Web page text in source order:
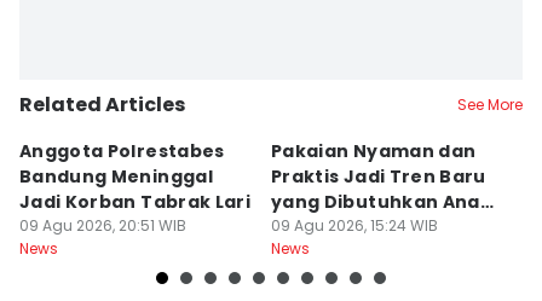
Related Articles See More
Anggota Polrestabes
Bandung Meninggal
Jadi Korban Tabrak Lari
09 Agu 2026, 20:51 WIB
News
Pakaian Nyaman dan
Praktis Jadi Tren Baru
yang Dibutuhkan Anak
Muda
09 Agu 2026, 15:24 WIB
News